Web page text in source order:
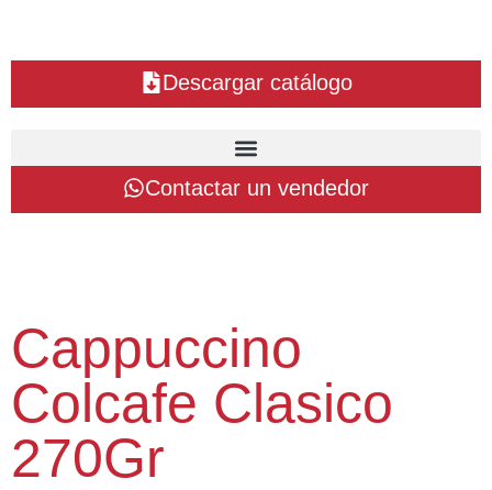
Descargar catálogo
Contactar un vendedor
Cappuccino
Colcafe Clasico
270Gr